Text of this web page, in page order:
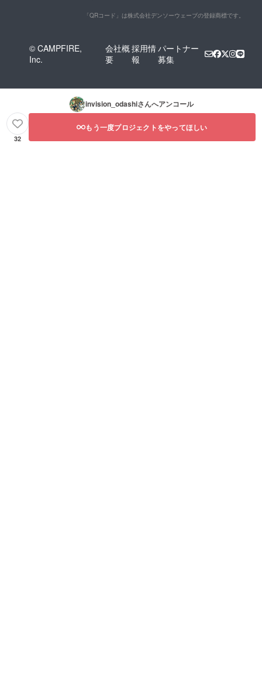
「QRコード」は株式会社デンソーウェーブの登録商標です。
© CAMPFIRE,
Inc.
会社概
要
採用情
報
パートナー
募集
invision_odashiさんへアンコール
32
もう一度プロジェクトをやってほしい